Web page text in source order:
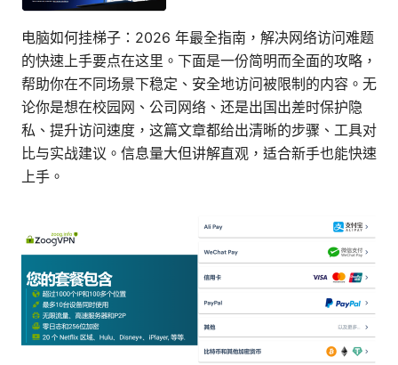
电脑如何挂梯子：2026 年最全指南，解决网络访问难题
的快速上手要点在这里。下面是一份简明而全面的攻略，
帮助你在不同场景下稳定、安全地访问被限制的内容。无
论你是想在校园网、公司网络、还是出国出差时保护隐
私、提升访问速度，这篇文章都给出清晰的步骤、工具对
比与实战建议。信息量大但讲解直观，适合新手也能快速
上手。